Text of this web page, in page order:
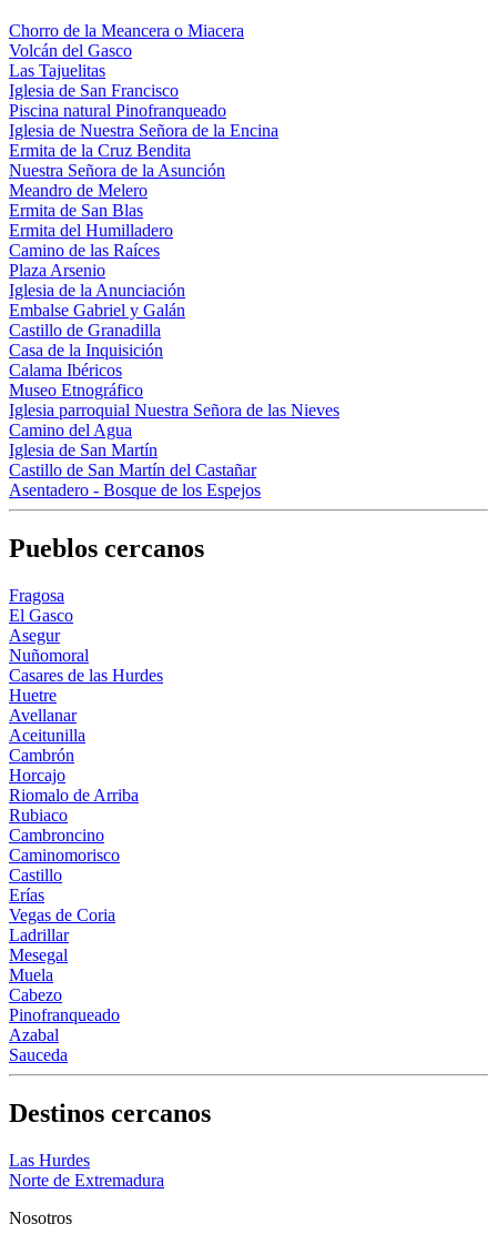
Chorro de la Meancera o Miacera
Volcán del Gasco
Las Tajuelitas
Iglesia de San Francisco
Piscina natural Pinofranqueado
Iglesia de Nuestra Señora de la Encina
Ermita de la Cruz Bendita
Nuestra Señora de la Asunción
Meandro de Melero
Ermita de San Blas
Ermita del Humilladero
Camino de las Raíces
Plaza Arsenio
Iglesia de la Anunciación
Embalse Gabriel y Galán
Castillo de Granadilla
Casa de la Inquisición
Calama Ibéricos
Museo Etnográfico
Iglesia parroquial Nuestra Señora de las Nieves
Camino del Agua
Iglesia de San Martín
Castillo de San Martín del Castañar
Asentadero - Bosque de los Espejos
Pueblos cercanos
Fragosa
El Gasco
Asegur
Nuñomoral
Casares de las Hurdes
Huetre
Avellanar
Aceitunilla
Cambrón
Horcajo
Riomalo de Arriba
Rubiaco
Cambroncino
Caminomorisco
Castillo
Erías
Vegas de Coria
Ladrillar
Mesegal
Muela
Cabezo
Pinofranqueado
Azabal
Sauceda
Destinos cercanos
Las Hurdes
Norte de Extremadura
Nosotros